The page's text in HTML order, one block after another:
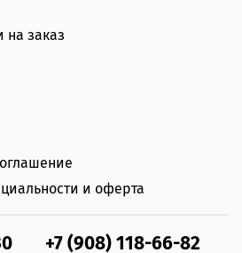
на заказ
и оферта
+7 (908) 118-66-82